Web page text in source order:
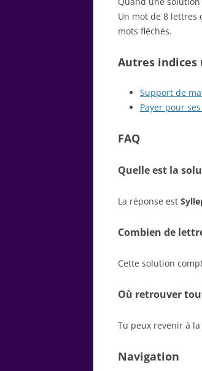
Un mot de 8 lettres
mots fléchés.
Autres indices
Support de
Payer pour
FAQ
Quelle est la
La réponse est
Combien de
Cette solution
Où retrouver
Tu peux revenir à
Navigation